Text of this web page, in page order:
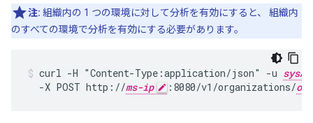
注: 組織内の 1 つの環境に対して分析を有効にすると、 組織内
のすべての環境で分析を有効にする必要があります。
curl -H "Content-Type:application/json" -u
  -X POST http://
ms-ip :8080/v1/organizations/